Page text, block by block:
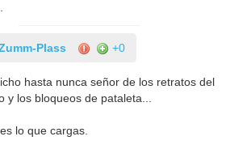
Plass +0
hasta nunca señor de los retratos del
y los bloqueos de pataleta...
lo que cargas.